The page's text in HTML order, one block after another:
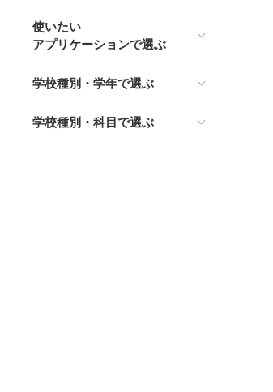
使いたい
アプリケーションで選ぶ
学校種別・学年で選ぶ
学校種別・科目で選ぶ